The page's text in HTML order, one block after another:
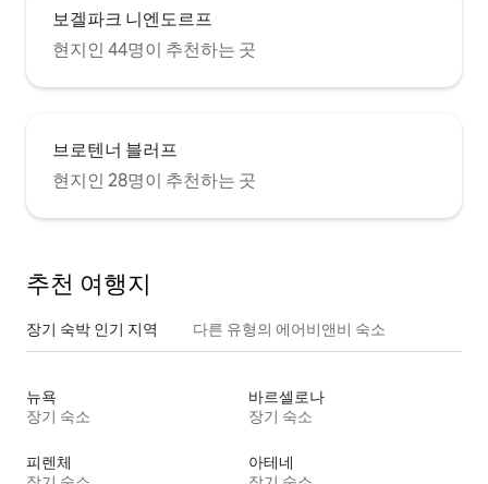
보겔파크 니엔도르프
현지인 44명이 추천하는 곳
브로텐너 블러프
현지인 28명이 추천하는 곳
추천 여행지
장기 숙박 인기 지역 다른 유형의 에어비앤비 숙소
뉴욕
장기 숙소
바르셀로나
장기 숙소
피렌체
아테네